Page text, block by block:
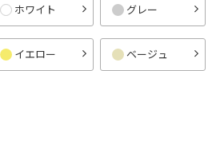
ホワイト グレー
イエロー ベージュ